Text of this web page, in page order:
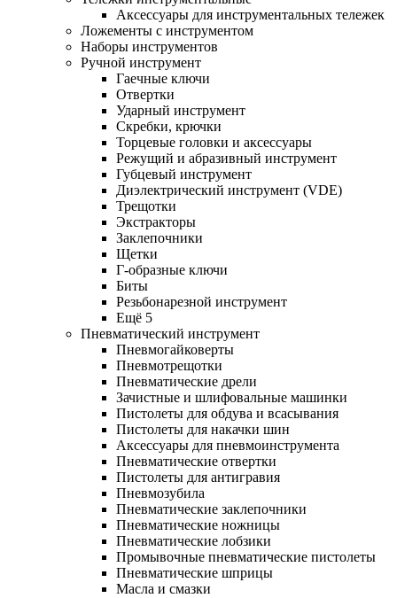
Аксессуары для инструментальных тележек
Ложементы с инструментом
Наборы инструментов
Ручной инструмент
Гаечные ключи
Отвертки
Ударный инструмент
Скребки, крючки
Торцевые головки и аксессуары
Режущий и абразивный инструмент
Губцевый инструмент
Диэлектрический инструмент (VDE)
Трещотки
Экстракторы
Заклепочники
Щетки
Г-образные ключи
Биты
Резьбонарезной инструмент
Ещё 5
Пневматический инструмент
Пневмогайковерты
Пневмотрещотки
Пневматические дрели
Зачистные и шлифовальные машинки
Пистолеты для обдува и всасывания
Пистолеты для накачки шин
Аксессуары для пневмоинструмента
Пневматические отвертки
Пистолеты для антигравия
Пневмозубила
Пневматические заклепочники
Пневматические ножницы
Пневматические лобзики
Промывочные пневматические пистолеты
Пневматические шприцы
Масла и смазки